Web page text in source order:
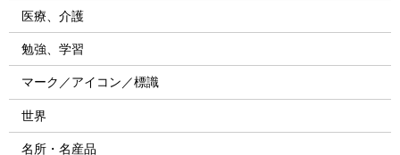
医療、介護
勉強、学習
マーク／アイコン／標識
世界
名所・名産品